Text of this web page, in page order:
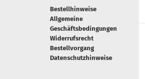
Bestellhinweise
Allgemeine
Geschäftsbedingungen
Widerrufsrecht
Bestellvorgang
Datenschutzhinweise